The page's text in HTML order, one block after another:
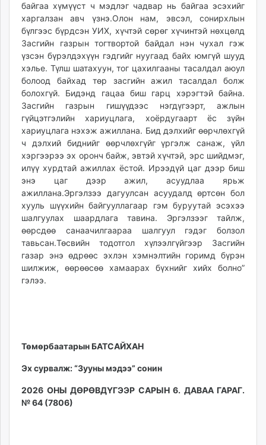
байгаа хүмүүст ч мэдлэг чадвар нь байгаа эсэхийг
харгалзан авч үзнэ.Олон нам, эвсэл, сонирхлын
бүлгээс бүрдсэн УИХ, хүчтэй сөрөг хүчинтэй нөхцөлд
Засгийн газрын тогтвортой байдал нэн чухал гэж
үзсэн бүрэлдэхүүн гэдгийг нуугаад байх юмгүй шууд
хэлье. Түлш шатахуун, тог цахилгааны тасалдал аюул
болоод байхад төр засгийн ажил тасалдал болж
болохгүй. Бидэнд гацаа биш гарц хэрэгтэй байна.
Засгийн газрын гишүүдээс нэгдүгээрт, ажлын
гүйцэтгэлийн хариуцлага, хоёрдугаарт ёс зүйн
хариуцлага нэхэж ажиллана. Бид дэлхийг өөрчлөхгүй
ч дэлхий биднийг өөрчлөхгүйг үргэлж санаж, үйл
хэргээрээ эх оронч байж, эвтэй хүчтэй, эрс шийдмэг,
илүү хурдтай ажиллах ёстой. Ирээдүй цаг дээр биш
энэ цаг дээр ажил, асуудлаа ярьж
ажиллана.Эргэлзээ дагуулсан асуудалд өртсөн бол
хууль шүүхийн байгууллагаар гэм буруутай эсэхээ
шалгуулах шаардлага тавина. Эргэлзээг тайлж,
өөрсдөө санаачилгаараа шалгуул гэдэг болзол
тавьсан.Төсвийн тодотгол хүлээлгүйгээр Засгийн
газар энэ өдрөөс эхлэн хэмнэлтийн горимд бүрэн
шилжиж, өөрөөсөө хамаарах бүхнийг хийх болно”
гэлээ.
Төмөрбаатарын БАТСАЙХАН
Эх сурвалж: “Зууны мэдээ” сонин
2026 ОНЫ ДӨРӨВДҮГЭЭР САРЫН 6. ДАВАА ГАРАГ.
№ 64 (7806)